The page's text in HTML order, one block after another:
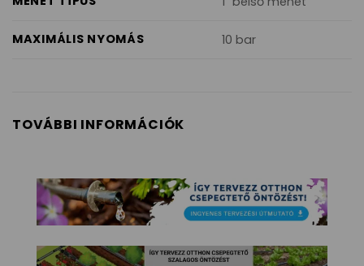
MAXIMÁLIS NYOMÁS 10 bar
TOVÁBBI INFORMÁCIÓK